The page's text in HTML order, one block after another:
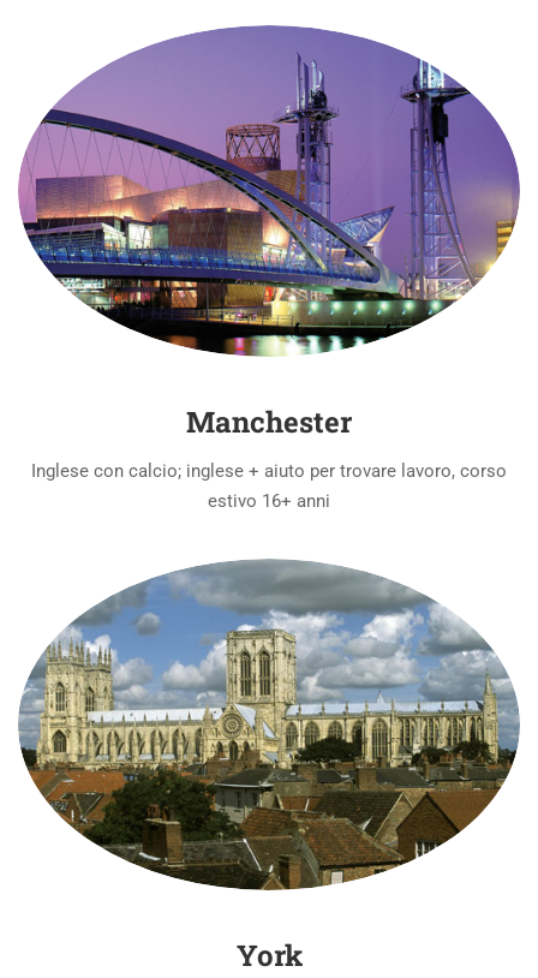
Manchester
Inglese con calcio; inglese + aiuto per trovare lavoro, corso
estivo 16+ anni
York